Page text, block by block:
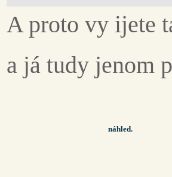
A proto vy ijete
a já tudy jenom
náhled.